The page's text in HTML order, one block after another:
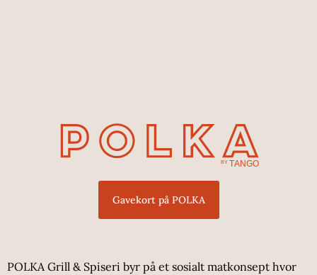
Gavekort på POLKA
POLKA Grill & Spiseri byr på et sosialt matkonsept hvor